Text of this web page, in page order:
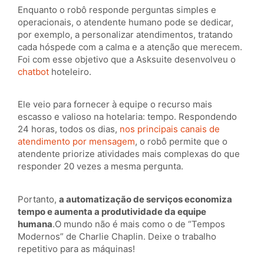
Enquanto o robô responde perguntas simples e
operacionais, o atendente humano pode se dedicar,
por exemplo, a personalizar atendimentos, tratando
cada hóspede com a calma e a atenção que merecem.
Foi com esse objetivo que a Asksuite desenvolveu o
chatbot hoteleiro.
Ele veio para fornecer à equipe o recurso mais
escasso e valioso na hotelaria: tempo. Respondendo
24 horas, todos os dias, nos principais canais de
atendimento por mensagem, o robô permite que o
atendente priorize atividades mais complexas do que
responder 20 vezes a mesma pergunta.
Portanto, a automatização de serviços economiza
tempo e aumenta a produtividade da equipe
humana.O mundo não é mais como o de “Tempos
Modernos” de Charlie Chaplin. Deixe o trabalho
repetitivo para as máquinas!